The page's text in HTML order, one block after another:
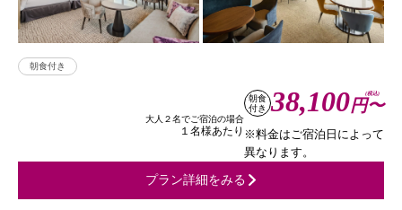
朝食付き
大人２名でご宿泊の場合
１名様あたり
朝食
付き
38,100円〜
(税込)
※料金はご宿泊日によって
異なります。
プラン詳細をみる